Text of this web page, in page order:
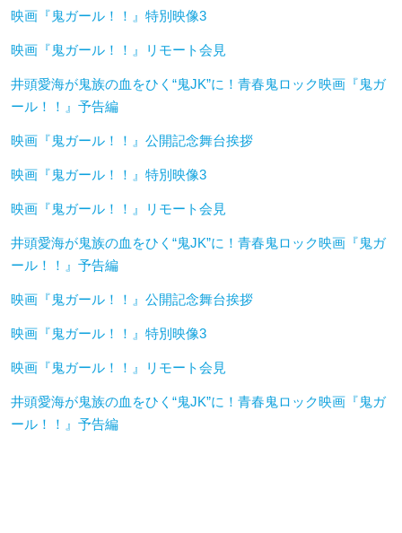
映画『鬼ガール！！』特別映像3
映画『鬼ガール！！』リモート会見
井頭愛海が鬼族の血をひく“鬼JK”に！青春鬼ロック映画『鬼ガ
ール！！』予告編
映画『鬼ガール！！』公開記念舞台挨拶
映画『鬼ガール！！』特別映像3
映画『鬼ガール！！』リモート会見
井頭愛海が鬼族の血をひく“鬼JK”に！青春鬼ロック映画『鬼ガ
ール！！』予告編
映画『鬼ガール！！』公開記念舞台挨拶
映画『鬼ガール！！』特別映像3
映画『鬼ガール！！』リモート会見
井頭愛海が鬼族の血をひく“鬼JK”に！青春鬼ロック映画『鬼ガ
ール！！』予告編